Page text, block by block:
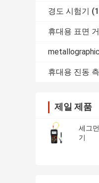
경도 시험기
휴대용 표면
metallographic
휴대용 진동 측
제일 제품
세그
기